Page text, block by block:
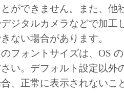
ができません。また、他
ジタルカメラなどで加工
ない場合があります。
フォントサイズは、OS
い。デフォルト設定以外
、正常に表示されないこ